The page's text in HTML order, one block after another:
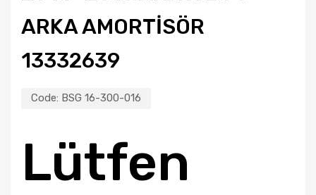
ARKA AMORTİSÖR
13332639
Code: BSG 16-300-016
Lütfen